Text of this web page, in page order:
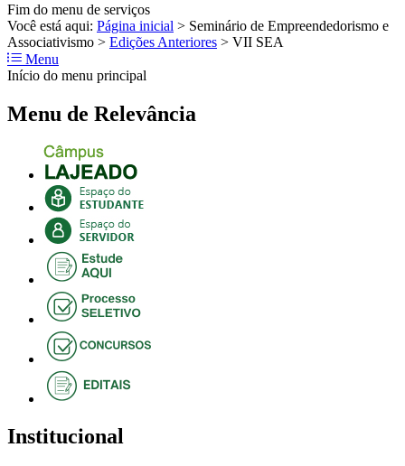
Fim do menu de serviços
Você está aqui: Página inicial > Seminário de Empreendedorismo e
Associativismo > Edições Anteriores > VII SEA
Menu
Início do menu principal
Menu de Relevância
Institucional